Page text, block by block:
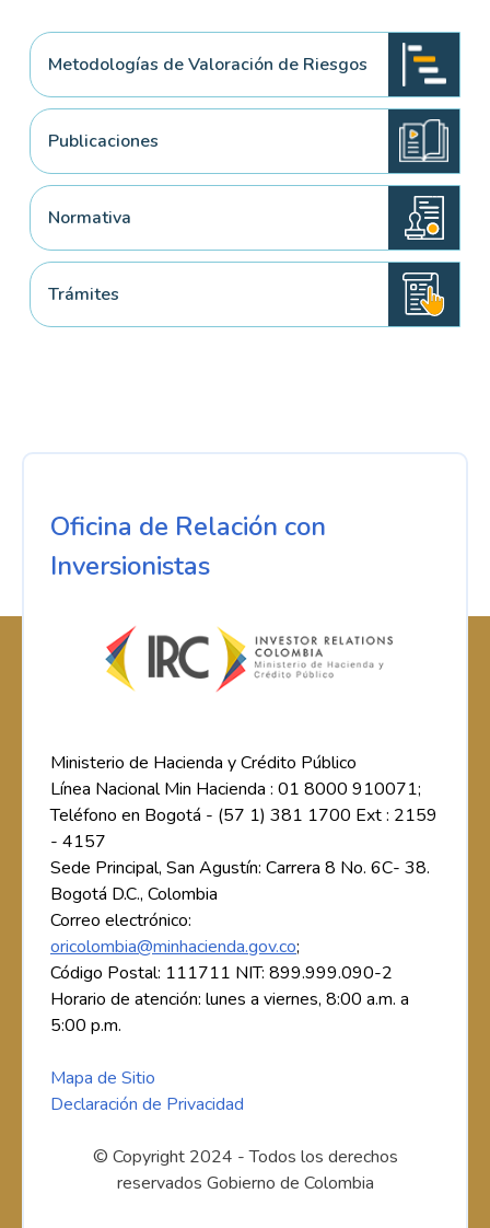
Metodologías de Valoración de Riesgos
Publicaciones
Normativa
Trámites
Oficina de Relación con
Inversionistas
Ministerio de Hacienda y Crédito Público
Línea Nacional Min Hacienda : 01 8000 910071;
Teléfono en Bogotá - (57 1) 381 1700 Ext : 2159
- 4157
Sede Principal, San Agustín: Carrera 8 No. 6C- 38.
Bogotá D.C., Colombia
Correo electrónico:
oricolombia@minhacienda.gov.co;
Código Postal: 111711 NIT: 899.999.090-2
Horario de atención: lunes a viernes, 8:00 a.m. a
5:00 p.m.
Mapa de Sitio
Declaración de Privacidad
© Copyright 2024 - Todos los derechos
reservados Gobierno de Colombia